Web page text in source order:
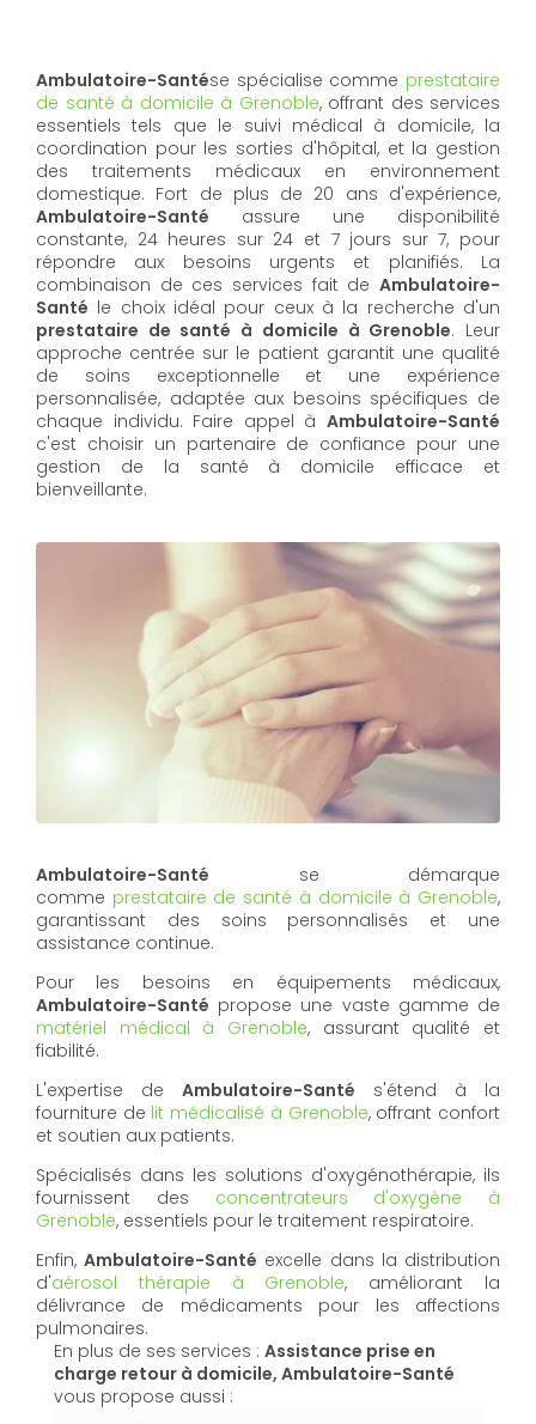
Ambulatoire-Santése spécialise comme prestataire
de santé à domicile à Grenoble, offrant des services
essentiels tels que le suivi médical à domicile, la
coordination pour les sorties d'hôpital, et la gestion
des traitements médicaux en environnement
domestique. Fort de plus de 20 ans d'expérience,
Ambulatoire-Santé assure une disponibilité
constante, 24 heures sur 24 et 7 jours sur 7, pour
répondre aux besoins urgents et planifiés. La
combinaison de ces services fait de Ambulatoire-
Santé le choix idéal pour ceux à la recherche d'un
prestataire de santé à domicile à Grenoble. Leur
approche centrée sur le patient garantit une qualité
de soins exceptionnelle et une expérience
personnalisée, adaptée aux besoins spécifiques de
chaque individu. Faire appel à Ambulatoire-Santé
c'est choisir un partenaire de confiance pour une
gestion de la santé à domicile efficace et
bienveillante.
Ambulatoire-Santé se démarque
comme prestataire de santé à domicile à Grenoble,
garantissant des soins personnalisés et une
assistance continue.
Pour les besoins en équipements médicaux,
Ambulatoire-Santé propose une vaste gamme de
matériel médical à Grenoble, assurant qualité et
fiabilité.
L'expertise de Ambulatoire-Santé s'étend à la
fourniture de lit médicalisé à Grenoble, offrant confort
et soutien aux patients.
Spécialisés dans les solutions d'oxygénothérapie, ils
fournissent des concentrateurs d'oxygène à
Grenoble, essentiels pour le traitement respiratoire.
Enfin,Ambulatoire-Santé excelle dans la distribution
d'aérosol thérapie à Grenoble, améliorant la
délivrance de médicaments pour les affections
pulmonaires.
En plus de ses services : Assistance prise en
charge retour à domicile, Ambulatoire-Santé
vous propose aussi :